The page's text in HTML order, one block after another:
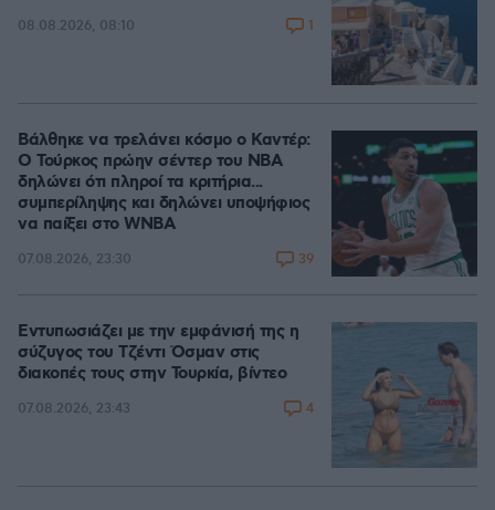
08.08.2026, 08:10 1
Βάλθηκε να τρελάνει κόσμο ο Καντέρ:
Ο Τούρκος πρώην σέντερ του NBA
δηλώνει ότι πληροί τα κριτήρια...
συμπερίληψης και δηλώνει υποψήφιος
να παίξει στο WNBA
07.08.2026, 23:30 39
Εντυπωσιάζει με την εμφάνισή της η
σύζυγος του Τζέντι Όσμαν στις
διακοπές τους στην Τουρκία, βίντεο
07.08.2026, 23:43 4